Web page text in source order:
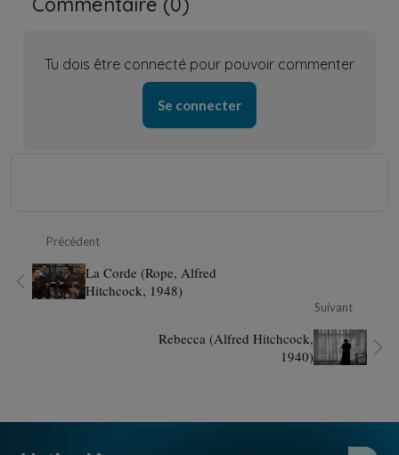
Tu dois être connecté pour pouvoir commenter
Se connecter
Précédent
La Corde (Rope, Alfred
Hitchcock, 1948)
Suivant
Rebecca (Alfred Hitchcock,
1940)